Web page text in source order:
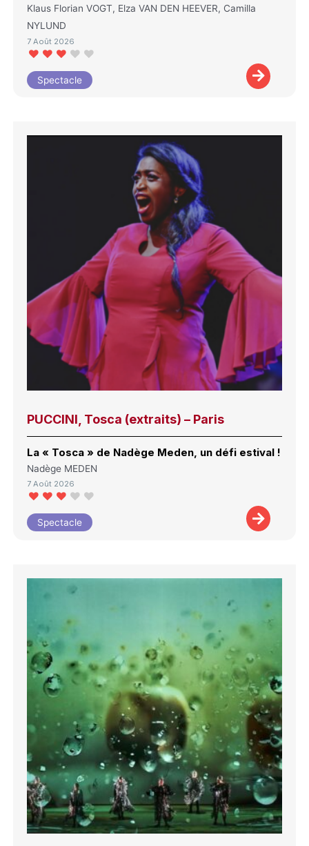
Klaus Florian VOGT, Elza VAN DEN HEEVER, Camilla
NYLUND
7 Août 2026
Spectacle
PUCCINI, Tosca (extraits) – Paris
La « Tosca » de Nadège Meden, un défi estival !
Nadège MEDEN
7 Août 2026
Spectacle